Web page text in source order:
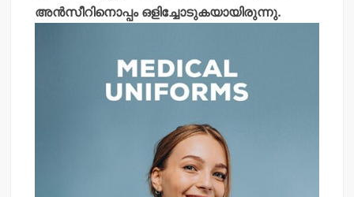
അന്‍സീറിനൊപ്പം ഒളിച്ചോടുകയായിരുന്നു.